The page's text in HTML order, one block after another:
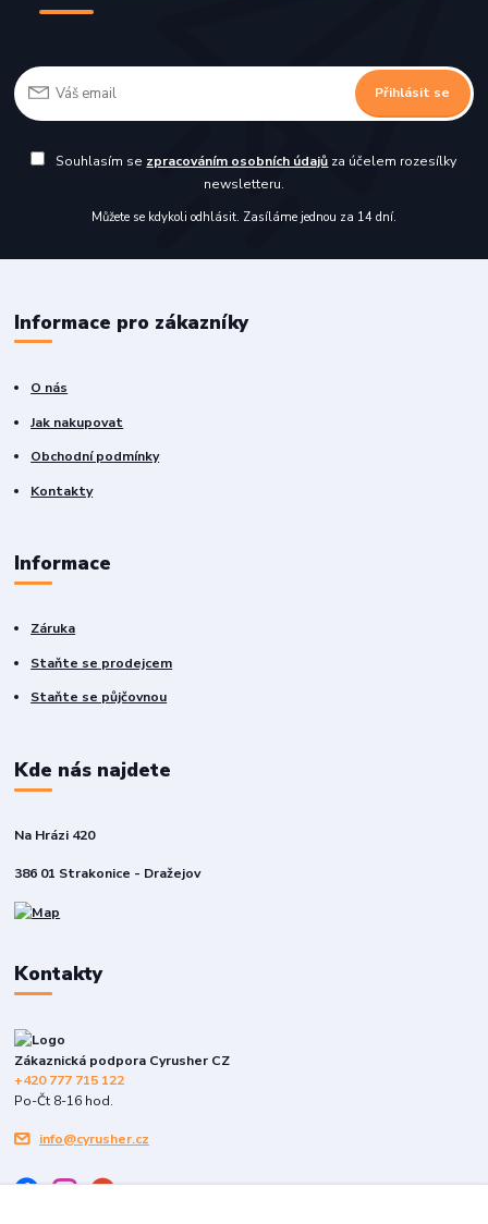
Přihlásit se
Souhlasím se zpracováním osobních údajů za účelem rozesílky
newsletteru.
Můžete se kdykoli odhlásit. Zasíláme jednou za 14 dní.
Informace pro zákazníky
O nás
Jak nakupovat
Obchodní podmínky
Kontakty
Informace
Záruka
Staňte se prodejcem
Staňte se půjčovnou
Kde nás najdete
Na Hrázi 420
386 01 Strakonice - Dražejov
Kontakty
Zákaznická podpora Cyrusher CZ
+420 777 715 122
Po-Čt 8-16 hod.
info@cyrusher.cz